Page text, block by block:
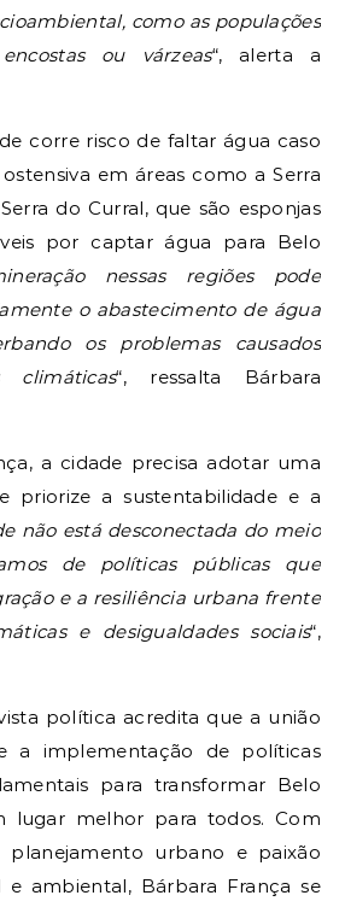
como as populações
ou várzeas“, alerta a
corre risco de faltar água caso
em áreas como a Serra
do Curral, que são esponjas
por captar água para Belo
nessas regiões pode
o abastecimento de água
os problemas causados
climáticas“, ressalta Bárbara
a cidade precisa adotar uma
priorize a sustentabilidade e a
não está desconectada do meio
de políticas públicas que
e a resiliência urbana frente
e desigualdades sociais“,
política acredita que a união
a implementação de políticas
para transformar Belo
lugar melhor para todos. Com
planejamento urbano e paixão
e ambiental, Bárbara França se